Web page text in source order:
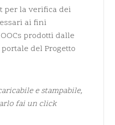
per la verifica dei
ai fini
prodotti dalle
del Progetto
e stampabile,
fai un click